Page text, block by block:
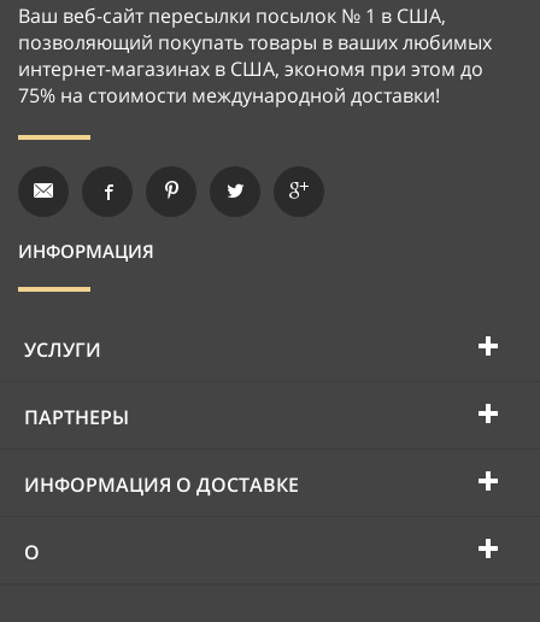
Ваш веб-сайт пересылки посылок № 1 в США,
позволяющий покупать товары в ваших любимых
интернет-магазинах в США, экономя при этом до
75% на стоимости международной доставки!
ИНФОРМАЦИЯ
УСЛУГИ
ПАРТНЕРЫ
ИНФОРМАЦИЯ О ДОСТАВКЕ
О